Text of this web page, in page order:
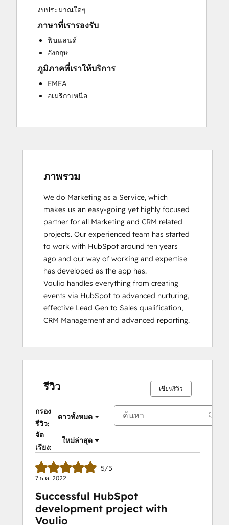
Sales Coaching and Training
Sales Enablement
Search Engine Optimization
Social Media
งบประมาณใดๆ
ภาษาที่เรารองรับ
ฟินแลนด์
อังกฤษ
ภูมิภาคที่เราให้บริการ
EMEA
อเมริกาเหนือ
ภาพรวม
We do Marketing as a Service, which
makes us an easy-going yet highly focused
partner for all Marketing and CRM related
projects. Our experienced team has started
to work with HubSpot around ten years
ago and our way of working and expertise
has developed as the app has.
Voulio handles everything from creating
events via HubSpot to advanced nurturing,
effective Lead Gen to Sales qualification,
CRM Management and advanced reporting.
รีวิว เขียนรีวิว
กรอง
รีวิว:
ดาวทั้งหมด
จัด
เรียง:
ใหม่ล่าสุด
5/5
7 ธ.ค. 2022
Successful HubSpot
development project with
Voulio